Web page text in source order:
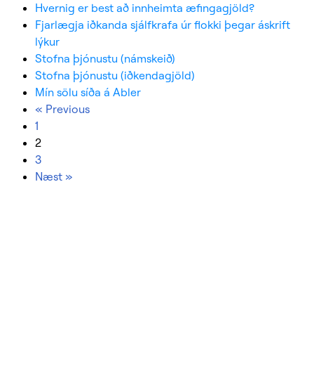
Hvernig er best að innheimta æfingagjöld?
Fjarlægja iðkanda sjálfkrafa úr flokki þegar áskrift
lýkur
Stofna þjónustu (námskeið)
Stofna þjónustu (iðkendagjöld)
Mín sölu síða á Abler
« Previous
1
2
3
Næst »